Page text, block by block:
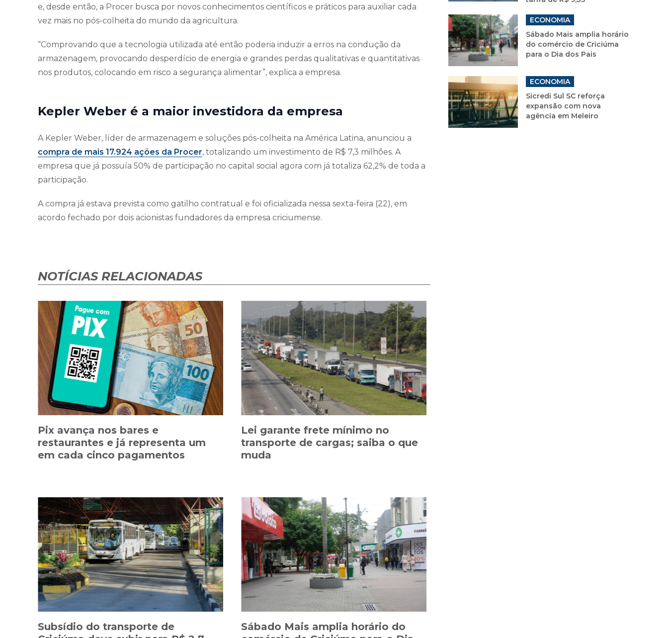
e, desde então, a Procer busca por novos conhecimentos científicos e práticos para auxiliar cada
vez mais no pós-colheita do mundo da agricultura.
“Comprovando que a tecnologia utilizada até então poderia induzir a erros na condução da
armazenagem, provocando desperdício de energia e grandes perdas qualitativas e quantitativas
nos produtos, colocando em risco a segurança alimentar”, explica a empresa.
Kepler Weber é a maior investidora da empresa
A Kepler Weber, líder de armazenagem e soluções pós-colheita na América Latina, anunciou a
compra de mais 17.924 ações da Procer, totalizando um investimento de R$ 7,3 milhões. A
empresa que já possuía 50% de participação no capital social agora com já totaliza 62,2% de toda a
participação.
A compra já estava prevista como gatilho contratual e foi oficializada nessa sexta-feira (22), em
acordo fechado por dois acionistas fundadores da empresa criciumense.
NOTÍCIAS RELACIONADAS
Pix avança nos bares e
restaurantes e já representa um
em cada cinco pagamentos
Lei garante frete mínimo no
transporte de cargas; saiba o que
muda
Subsídio do transporte de
Sábado Mais amplia horário do
ECONOMIA
Sábado Mais amplia horário
do comércio de Criciúma
para o Dia dos Pais
ECONOMIA
Sicredi Sul SC reforça
expansão com nova
agência em Meleiro